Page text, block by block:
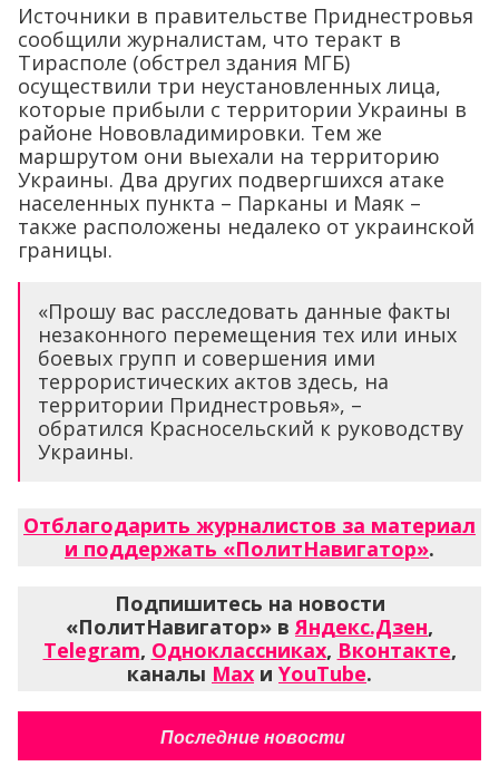
Источники в правительстве Приднестровья
сообщили журналистам, что теракт в
Тирасполе (обстрел здания МГБ)
осуществили три неустановленных лица,
которые прибыли с территории Украины в
районе Нововладимировки. Тем же
маршрутом они выехали на территорию
Украины. Два других подвергшихся атаке
населенных пункта – Парканы и Маяк –
также расположены недалеко от украинской
границы.
«Прошу вас расследовать данные факты
незаконного перемещения тех или иных
боевых групп и совершения ими
террористических актов здесь, на
территории Приднестровья», –
обратился Красносельский к руководству
Украины.
Отблагодарить журналистов за материал
и поддержать «ПолитНавигатор».
Подпишитесь на новости
«ПолитНавигатор» вЯндекс.Дзен,
Telegram, Одноклассниках, Вконтакте,
каналы Max и YouTube.
Последние новости